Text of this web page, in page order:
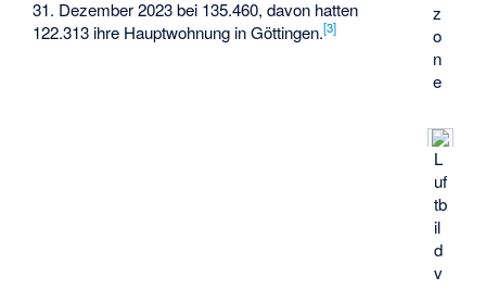
z
o
n
e
L
uf
tb
il
d
v
31. Dezember 2023 bei 135.460, davon hatten
122.313 ihre Hauptwohnung in Göttingen.[3]